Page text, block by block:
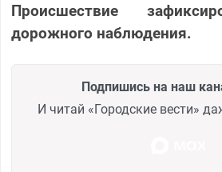
Происшествие
дорожного наблюдения.
Подпишись на наш
И читай «Городские вести»